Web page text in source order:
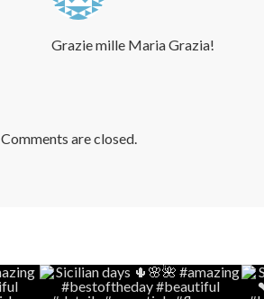
Grazie mille Maria Grazia!
Comments are closed.